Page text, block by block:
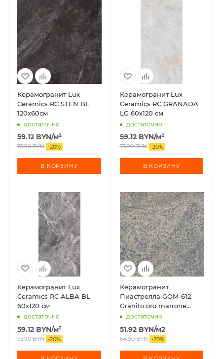
Керамогранит Lux
Ceramics RC STEN BL
120х60см
достаточно
59.12 BYN/м²
73.90BYN -20%
В КОРЗИНУ
Керамогранит Lux
Ceramics RC GRANADA
LG 60х120 см
достаточно
59.12BYN/м²
73.90BYN -20%
В КОРЗИНУ
Керамогранит Lux
Ceramics RC ALBA BL
60х120 см
достаточно
59.12 BYN/м²
73.90BYN -20%
Керамогранит
Пиастрелла GOM-612
Granito oro marrone
60х60 см
достаточно
51.92BYN/м2
64.90BYN -20%